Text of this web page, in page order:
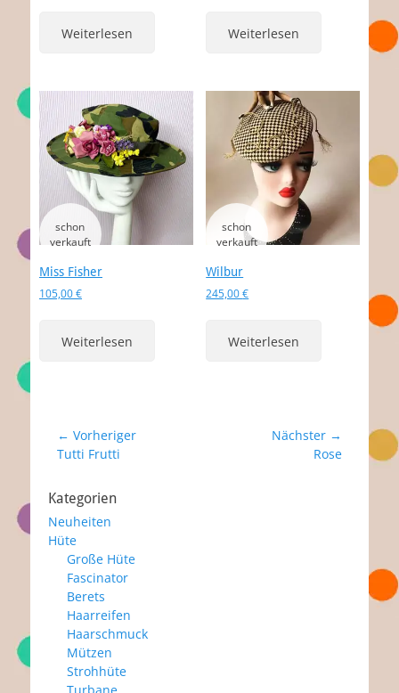
Weiterlesen Weiterlesen
Miss Fisher
105,00€
Weiterlesen
Wilbur
245,00€
Weiterlesen
Beitragsnavigation
← Vorheriger
Vorheriger
Tutti Frutti
Nächster →
Rose
Kategorien
Neuheiten
Hüte
Große Hüte
Fascinator
Berets
Haarreifen
Haarschmuck
Mützen
Strohhüte